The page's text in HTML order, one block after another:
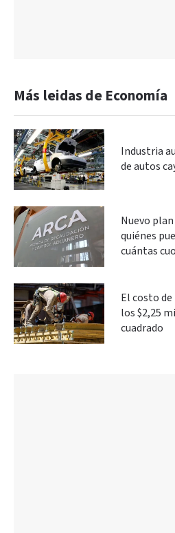
Más leidas de Economía
Industria
de autos
Nuevo plan
quiénes
cuántas
El costo
los $2,25
cuadrado